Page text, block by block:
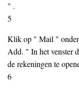
" .
5
Klik op " Mail " onder
Add. " In het venster
de rekeningen te
6